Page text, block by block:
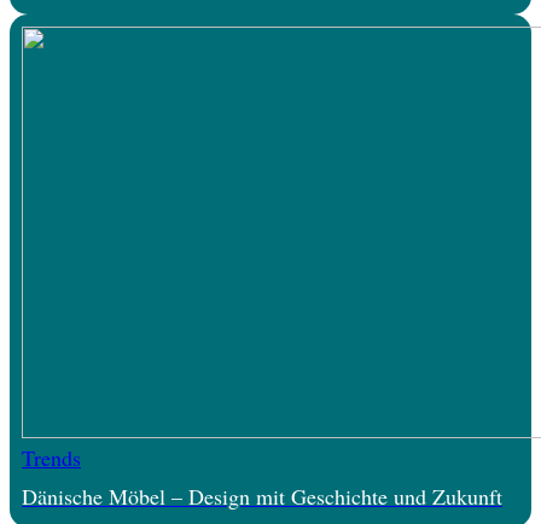
Trends
Dänische Möbel – Design mit Geschichte und Zukunft